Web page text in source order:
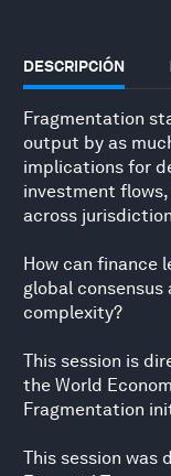
DESCRIPCIÓN
Fragmentation
output by as
implications for
investment
across
How can finance
global
complexity?
This session is
the World
Fragmentation
This session was